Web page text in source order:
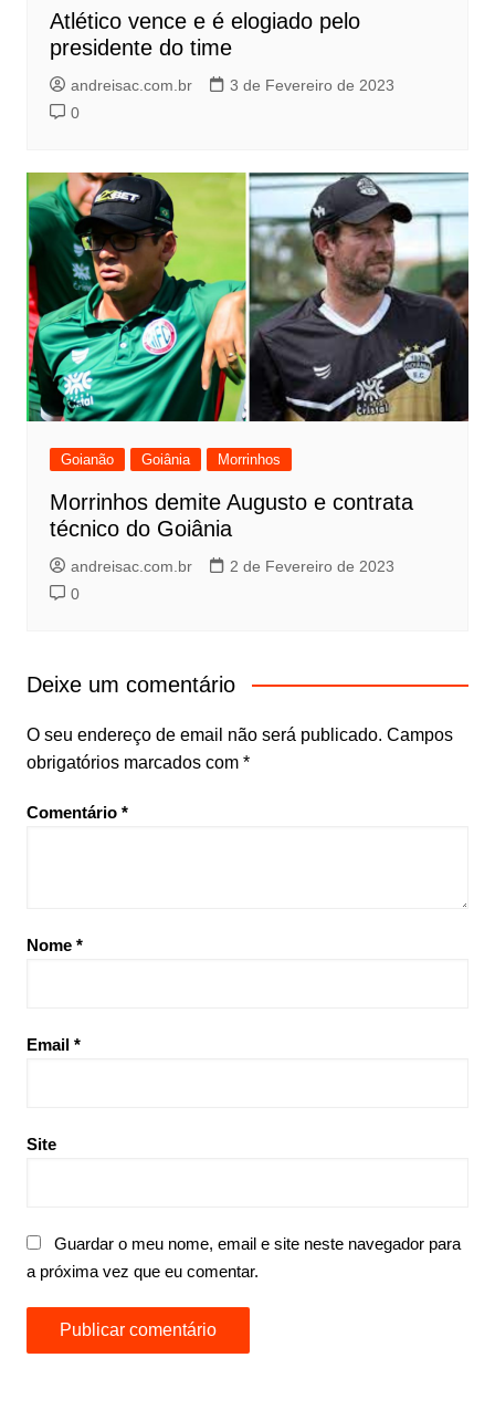
Atlético vence e é elogiado pelo
presidente do time
andreisac.com.br
3 de Fevereiro de 2023
0
Goianão Goiânia Morrinhos
Morrinhos demite Augusto e contrata
técnico do Goiânia
andreisac.com.br
2 de Fevereiro de 2023
0
Deixe um comentário
O seu endereço de email não será publicado. Campos
obrigatórios marcados com *
Comentário *
Nome *
Email *
Site
Guardar o meu nome, email e site neste navegador para
a próxima vez que eu comentar.